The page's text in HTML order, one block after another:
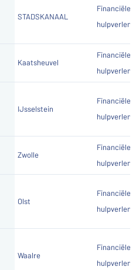
STADSKANAAL
Financiële
Kaatsheuvel
Financiële
IJsselstein
Financiële
Zwolle
Financiële
Olst
Financiële
Waalre
Financiële